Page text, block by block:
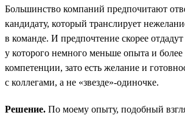
Большинство компаний предпочитают
кандидату, который транслирует
в команде. И предпочтение скорее отдадут
у которого немного меньше опыта и более
компетенции, зато есть желание и
с коллегами, а не «звезде»-одиночке.
Решение. По моему опыту, подобный